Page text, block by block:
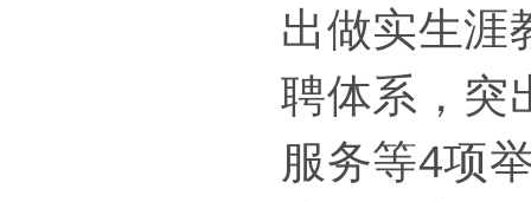
出做实生涯
聘体系，突
服务等4项